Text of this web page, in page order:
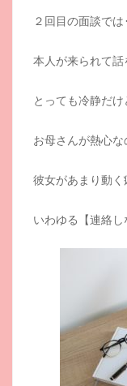
２回目の面談で
本人が来られて
とっても冷静だ
お母さんが熱心
彼女があまり動
いわゆる【連絡し